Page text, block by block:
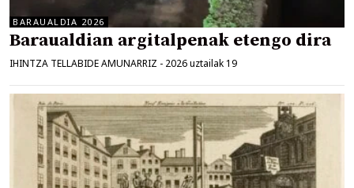
BARAUALDIA 2026
Baraualdian argitalpenak etengo dira
IHINTZA TELLABIDE AMUNARRIZ - 2026 uztailak 19